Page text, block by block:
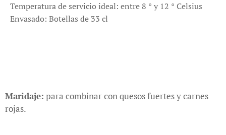
Temperatura de servicio ideal: entre 8 ° y 12 ° Celsius
Envasado: Botellas de 33 cl
Maridaje: para combinar con quesos fuertes y carnes
rojas.